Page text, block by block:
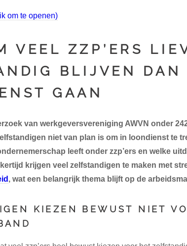
om te openen)
VEEL ZZP’ERS
BLIJVEN DAN
GAAN
van werkgeversvereniging AWVN onder
niet van plan is om in loondienst te
leeft onder zzp’ers en welke
krijgen veel zelfstandigen te maken met
, wat een belangrijk thema blijft op de
KIEZEN BEWUST NIET